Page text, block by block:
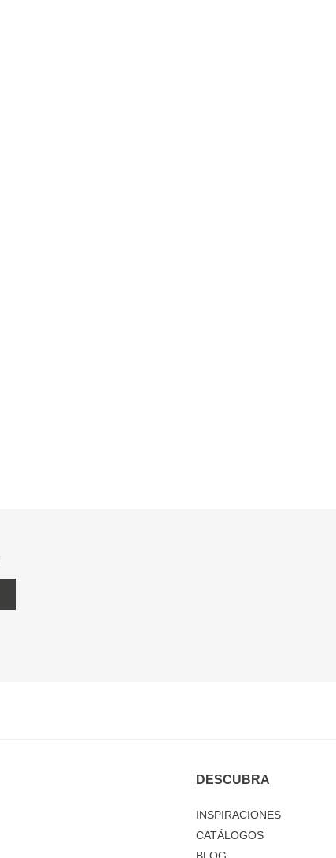
DESCUBRA
INSPIRACIONES
CATÁLOGOS